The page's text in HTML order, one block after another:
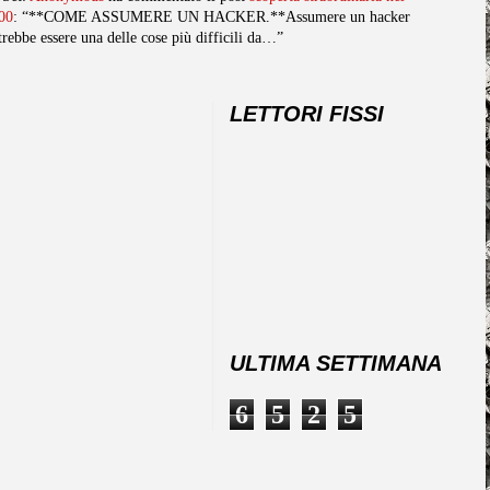
: “**COME ASSUMERE UN HACKER.**Assumere un hacker
essere una delle cose più difficili da…”
LETTORI FISSI
ULTIMA SETTIMANA
6 5 2 5